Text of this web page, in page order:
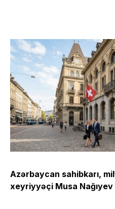
Azərbaycan sahibkarı,
xeyriyyəçi Musa